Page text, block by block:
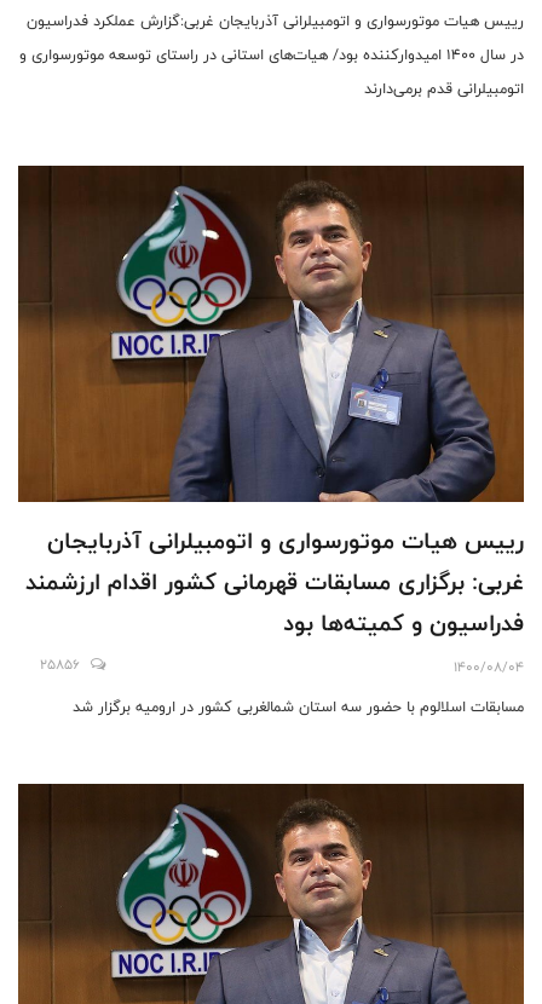
رییس هیات موتورسواری و اتومبیلرانی آذربایجان غربی:گزارش عملکرد فدراسیون
در سال ۱۴۰۰ امیدوارکننده بود/ هیات‌های استانی در راستای توسعه موتورسواری و
اتومبیلرانی قدم برمی‌دارند
رییس هیات موتورسواری و اتومبیلرانی آذربایجان
غربی: برگزاری مسابقات قهرمانی کشور اقدام ارزشمند
فدراسیون و کمیته‌ها بود
1400/08/04
25856
مسابقات اسلالوم با حضور سه استان شمالغربی کشور در ارومیه برگزار شد